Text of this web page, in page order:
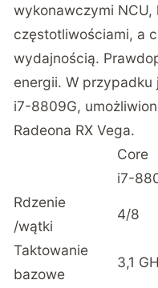
wykonawczymi NCU,
częstotliwościami, a
wydajnością.
energii. W
i7-8809G,
Radeona RX Vega.
Core
i7-
Rdzenie
/wątki
4/8
Taktowanie
bazowe
3,1